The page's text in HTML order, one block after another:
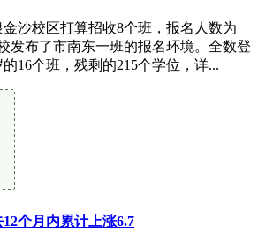
沙校区打算招收8个班，报名人数为
发布了市南东一班的报名环境。全数登
16个班，残剩的215个学位，详...
个月内累计上涨6.7